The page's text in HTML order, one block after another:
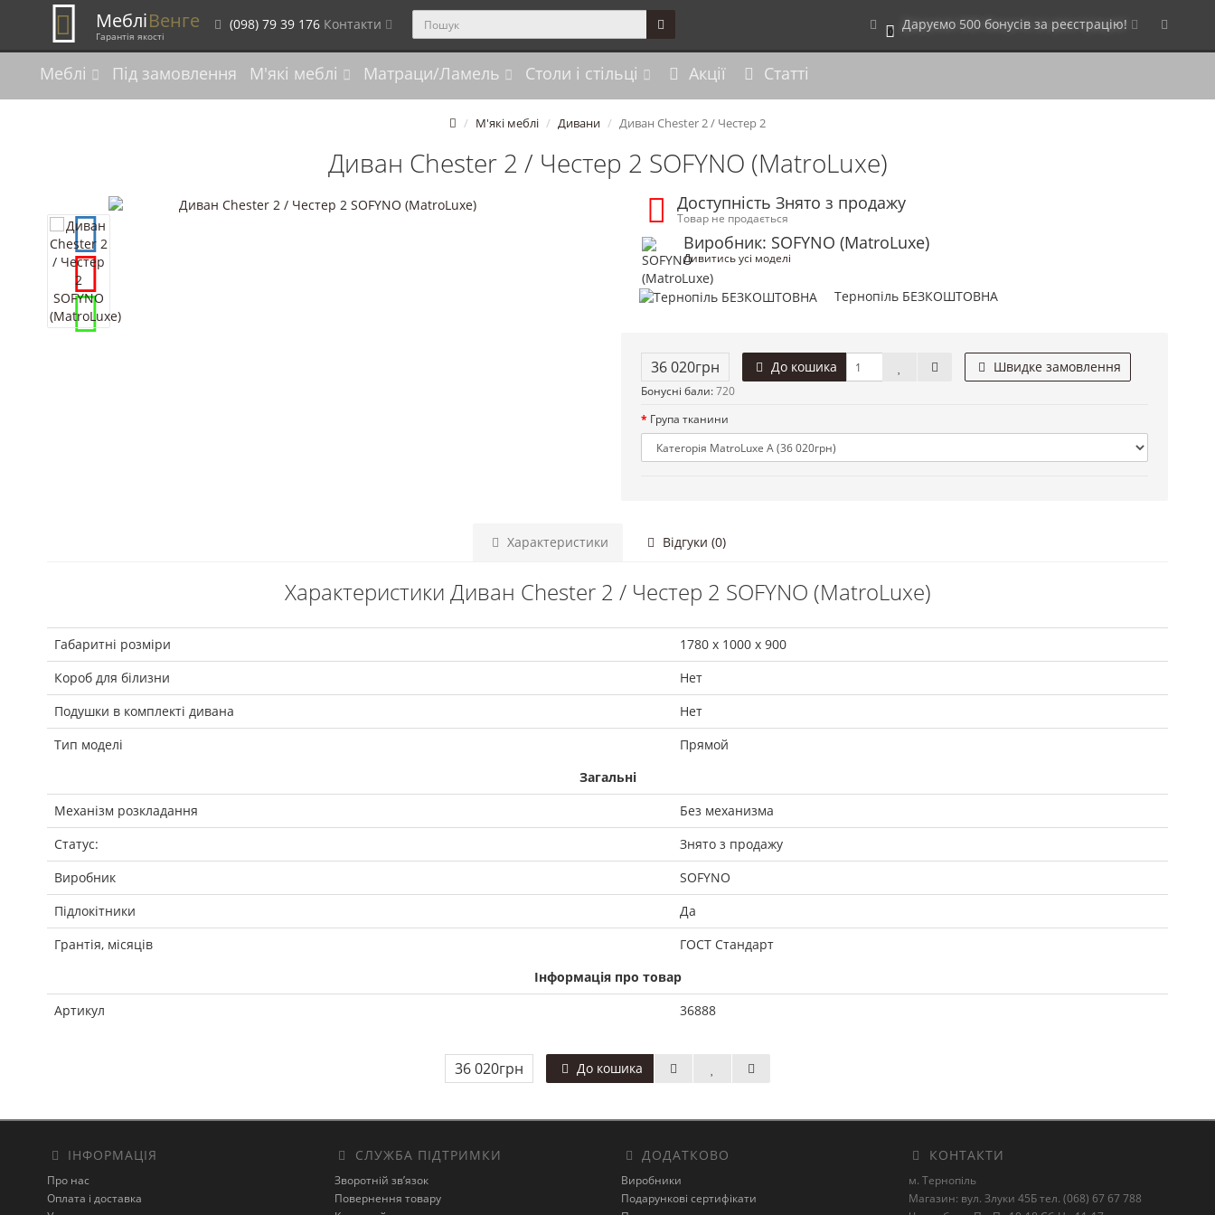
МебліВенге
Гарантія якості
(098) 79 39 176 Контакти 0 Даруємо 500 бонусів за реєстрацію!
Меблі Під замовлення М'які меблі Матраци/Ламель Столи і стільці Акції Статті
М'які меблі Дивани Диван Chester 2 / Честер 2
Диван Chester 2 / Честер 2 SOFYNO (MatroLuxe)
Доступність Знято з продажу
Товар не продається
Виробник: SOFYNO (MatroLuxe)
Дивитись усі моделі
Тернопіль БЕЗКОШТОВНА
36 020грн До кошика Швидке замовлення
Бонусні бали:720
Група тканини
Характеристики Відгуки (0)
Характеристики Диван Chester 2 / Честер 2 SOFYNO (MatroLuxe)
Габаритні розміри
1780 х 1000 х 900
Короб для білизни
Нет
Подушки в комплекті дивана
Нет
Тип моделі
Прямой
Загальні
Механізм розкладання
Без механизма
Статус:
Знято з продажу
Виробник
SOFYNO
Підлокітники
Да
Грантія, місяців
ГОСТ Стандарт
Інформація про товар
Артикул
36888
36 020грн До кошика
ІНФОРМАЦІЯ
Про нас
Оплата і доставка
СЛУЖБА ПІДТРИМКИ
Зворотній зв’язок
Повернення товару
ДОДАТКОВО
Виробники
Подарункові сертифікати
КОНТАКТИ
м. Тернопіль
Магазин: вул. Злуки 45Б тел. (068) 67 67 788